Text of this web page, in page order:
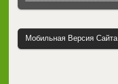
Мобильная Версия Сайта